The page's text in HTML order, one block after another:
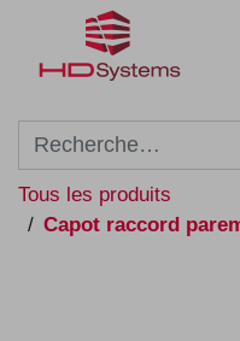
Tous les produits
Capot raccord